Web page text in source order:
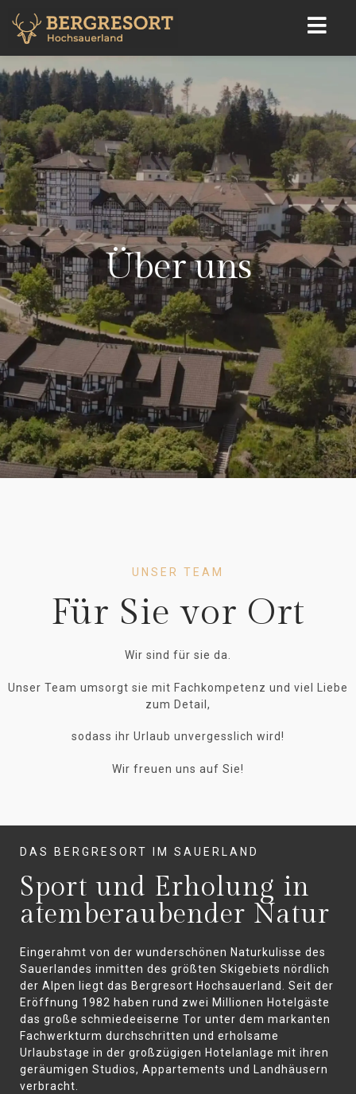
Über uns
UNSER TEAM
Für Sie vor Ort
Wir sind für sie da.
Unser Team umsorgt sie mit Fachkompetenz und viel Liebe
zum Detail,
sodass ihr Urlaub unvergesslich wird!
Wir freuen uns auf Sie!
DAS BERGRESORT IM SAUERLAND
Sport und Erholung in
atemberaubender Natur
Eingerahmt von der wunderschönen Naturkulisse des
Sauerlandes inmitten des größten Skigebiets nördlich
der Alpen liegt das Bergresort Hochsauerland. Seit der
Eröffnung 1982 haben rund zwei Millionen Hotelgäste
das große schmiedeeiserne Tor unter dem markanten
Fachwerkturm durchschritten und erholsame
Urlaubstage in der großzügigen Hotelanlage mit ihren
geräumigen Studios, Appartements und Landhäusern
verbracht.